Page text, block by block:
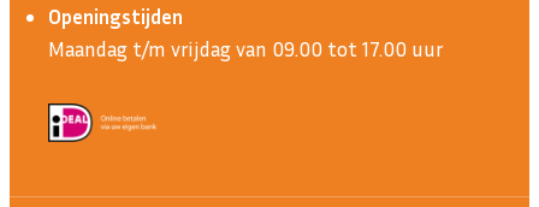
Openingstijden
Maandag t/m vrijdag van 09.00 tot 17.00 uur